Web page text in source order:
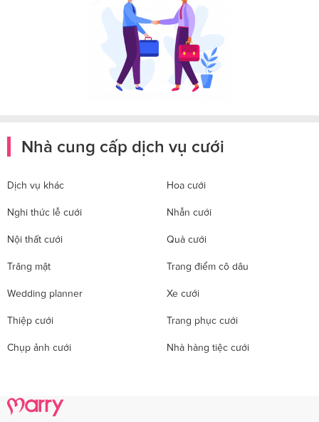
Nhà cung cấp dịch vụ cưới
Dịch vụ khác Hoa cưới
Nghi thức lễ cưới Nhẫn cưới
Nội thất cưới Quà cưới
Trăng mật Trang điểm cô dâu
Wedding planner Xe cưới
Thiệp cưới Trang phục cưới
Chụp ảnh cưới Nhà hàng tiệc cưới